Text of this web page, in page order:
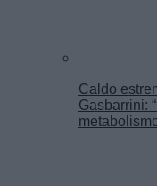
Caldo
Gasbarrini: